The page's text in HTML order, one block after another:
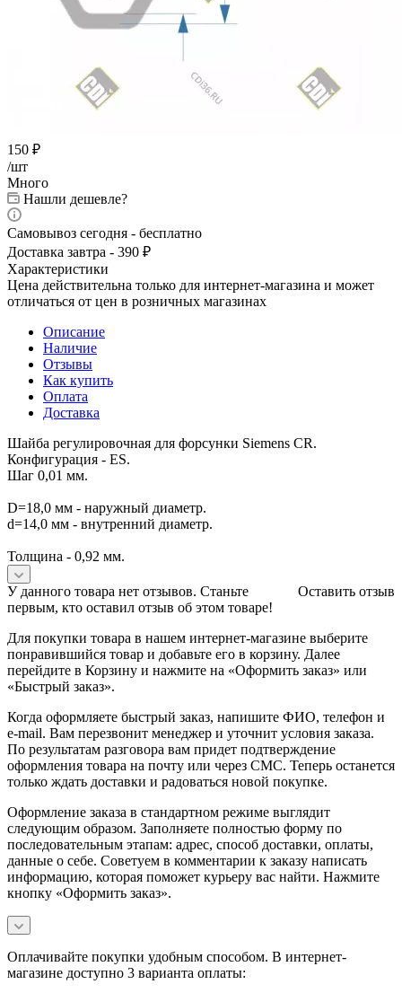
150 ₽
/шт
Много
Нашли дешевле?
Самовывоз сегодня - бесплатно
Доставка завтра - 390 ₽
Характеристики
Цена действительна только для интернет-магазина и может
отличаться от цен в розничных магазинах
Описание
Наличие
Отзывы
Как купить
Оплата
Доставка
Шайба регулировочная для форсунки Siemens CR.
Конфигурация - ES.
Шаг 0,01 мм.
D=18,0 мм - наружный диаметр.
d=14,0 мм - внутренний диаметр.
Толщина - 0,92 мм.
Оставить отзыв
У данного товара нет отзывов. Станьте
первым, кто оставил отзыв об этом товаре!
Для покупки товара в нашем интернет-магазине выберите
понравившийся товар и добавьте его в корзину. Далее
перейдите в Корзину и нажмите на «Оформить заказ» или
«Быстрый заказ».
Когда оформляете быстрый заказ, напишите ФИО, телефон и
e-mail. Вам перезвонит менеджер и уточнит условия заказа.
По результатам разговора вам придет подтверждение
оформления товара на почту или через СМС. Теперь останется
только ждать доставки и радоваться новой покупке.
Оформление заказа в стандартном режиме выглядит
следующим образом. Заполняете полностью форму по
последовательным этапам: адрес, способ доставки, оплаты,
данные о себе. Советуем в комментарии к заказу написать
информацию, которая поможет курьеру вас найти. Нажмите
кнопку «Оформить заказ».
Оплачивайте покупки удобным способом. В интернет-
магазине доступно 3 варианта оплаты: